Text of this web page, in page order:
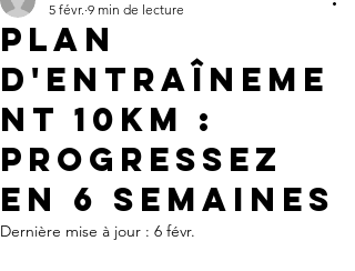
Plan
d'entraîneme
nt 10km :
progressez
en 6 semaines
5 févr. 9 min de lecture
Dernière mise à jour : 6 févr.